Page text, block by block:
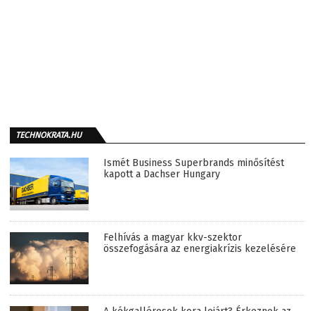
TECHNOKRATA.HU
Ismét Business Superbrands minősítést
kapott a Dachser Hungary
Felhívás a magyar kkv-szektor
összefogására az energiakrízis kezelésére